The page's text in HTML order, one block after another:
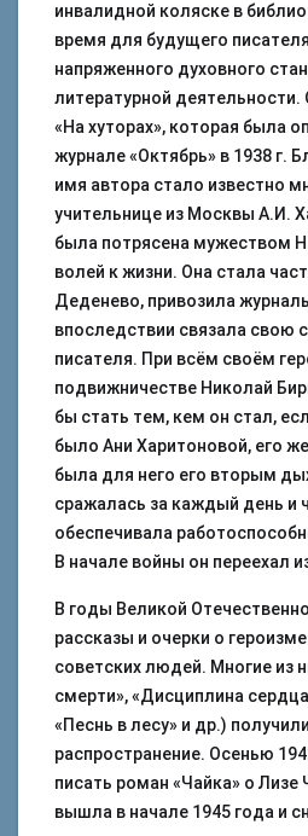
инвалидной коляске в
время для будущего
напряженного духовного
литературной деятельности.
«На хуторах», которая была
журнале «Октябрь» в 1938 г.
имя автора стало известно
учительнице из Москвы А.И.
была потрясена мужеством
волей к жизни. Она стала
Деденево, привозила
впоследствии связала свою
писателя. При всём своём
подвижничестве Николай
бы стать тем, кем он стал,
было Ани Харитоновой, его
была для него его вторым
сражалась за каждый день и
обеспечивала
В начале войны он переехал
В годы Великой
рассказы и очерки о
советских людей. Многие из
смерти», «Дисциплина
«Песнь в лесу» и др.)
распространение. Осенью
писать роман «Чайка» о Лизе
вышла в начале 1945 года и